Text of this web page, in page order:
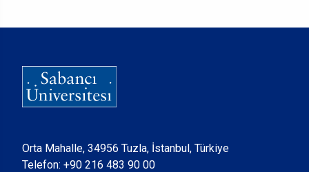
Orta Mahalle, 34956 Tuzla, İstanbul, Türkiye
Telefon: +90 216 483 90 00